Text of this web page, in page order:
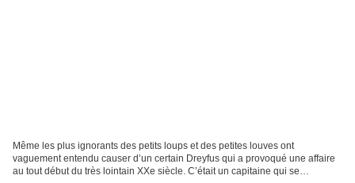
Même les plus ignorants des petits loups et des petites louves ont
vaguement entendu causer d’un certain Dreyfus qui a provoqué une affaire
au tout début du très lointain XXe siècle. C’était un capitaine qui se